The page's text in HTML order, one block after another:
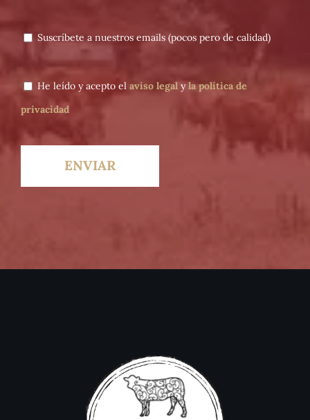
Suscríbete a nuestros emails (pocos pero de calidad)
He leído y acepto el aviso legalyla política de
privacidad